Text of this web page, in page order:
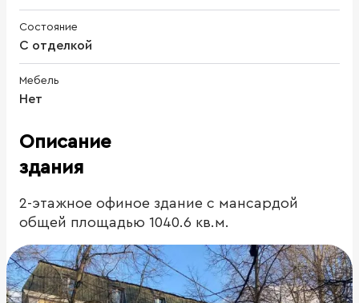
Состояние
С отделкой
Мебель
Нет
Описание
здания
2-этажное офиное здание с мансардой
общей площадью 1040.6 кв.м.